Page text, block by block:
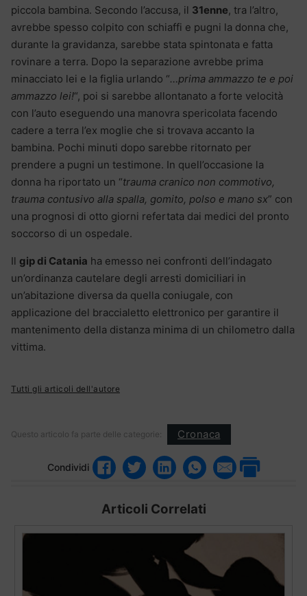
piccola bambina. Secondo l’accusa, il 31enne, tra l’altro,
avrebbe spesso colpito con schiaffi e pugni la donna che,
durante la gravidanza, sarebbe stata spintonata e fatta
rovinare a terra. Dopo la separazione avrebbe prima
minacciato lei e la figlia urlando “…prima ammazzo te e poi
ammazzo lei!“, poi si sarebbe allontanato a forte velocità
con l’auto eseguendo una manovra spericolata facendo
cadere a terra l’ex moglie che si trovava accanto la
bambina. Pochi minuti dopo sarebbe ritornato per
prendere a pugni un testimone. In quell’occasione la
donna ha riportato un “trauma cranico non commotivo,
trauma contusivo alla spalla, gomito, polso e mano sx” con
una prognosi di otto giorni refertata dai medici del pronto
soccorso di un ospedale.
Il gip di Catania ha emesso nei confronti dell’indagato
un’ordinanza cautelare degli arresti domiciliari in
un’abitazione diversa da quella coniugale, con
applicazione del braccialetto elettronico per garantire il
mantenimento della distanza minima di un chilometro dalla
vittima.
Tutti gli articoli dell'autore
Questo articolo fa parte delle categorie: Cronaca
Condividi
Articoli Correlati